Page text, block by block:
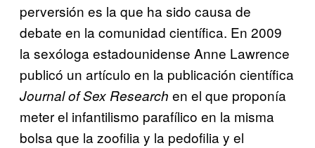
perversión es la que ha sido causa de
debate en la comunidad científica. En 2009
la sexóloga estadounidense Anne Lawrence
publicó un artículo en la publicación científica
Journal of Sex Research en el que proponía
meter el infantilismo parafílico en la misma
bolsa que la zoofilia y la pedofilia y el